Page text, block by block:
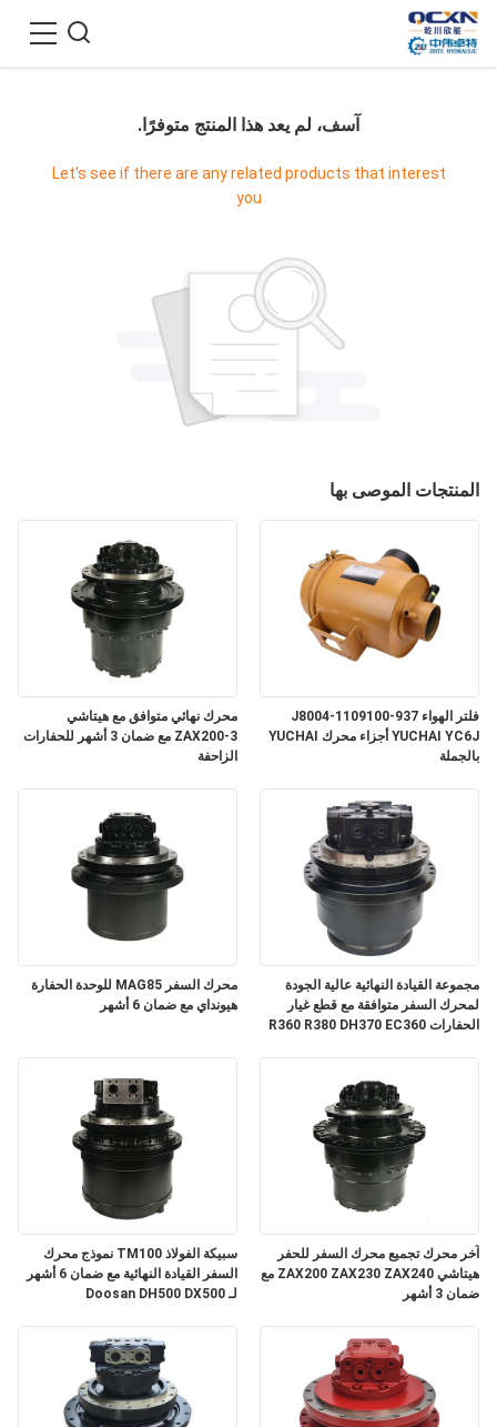
آسف، لم يعد هذا المنتج متوفرًا.
Let's see if there are any related products that interest
you
المنتجات الموصى بها
محرك نهائي متوافق مع هيتاشي
ZAX200-3 مع ضمان 3 أشهر للحفارات
الزاحفة
فلتر الهواء J8004-1109100-937
YUCHAI YC6J أجزاء محرك YUCHAI
بالجملة
محرك السفر MAG85 للوحدة الحفارة
هيونداي مع ضمان 6 أشهر
مجموعة القيادة النهائية عالية الجودة
لمحرك السفر متوافقة مع قطع غيار
الحفارات R360 R380 DH370 EC360
سبيكة الفولاذ TM100 نموذج محرك
السفر القيادة النهائية مع ضمان 6 أشهر
لـ Doosan DH500 DX500
آخر محرك تجميع محرك السفر للحفر
هيتاشي ZAX200 ZAX230 ZAX240 مع
ضمان 3 أشهر